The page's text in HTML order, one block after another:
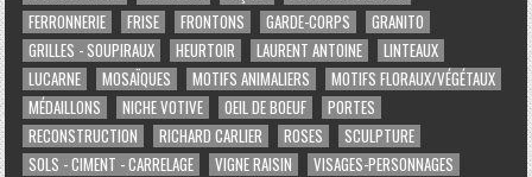
FERRONNERIE
FRISE FRONTONS GARDE-CORPS
GRANITO
GRILLES - SOUPIRAUX
HEURTOIR LAURENT ANTOINE
LINTEAUX
LUCARNE
MOSAÏQUES MOTIFS ANIMALIERS
MOTIFS FLORAUX/VÉGÉTAUX
MÉDAILLONS
NICHE VOTIVE OEIL DE BOEUF
PORTES
RECONSTRUCTION
RICHARD CARLIER ROSES
SCULPTURE
SOLS - CIMENT - CARRELAGE
VIGNE RAISIN
VISAGES-PERSONNAGES